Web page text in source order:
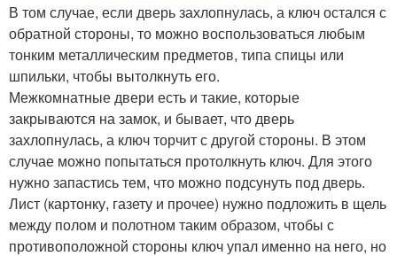
В том случае, если дверь захлопнулась, а ключ остался с
обратной стороны, то можно воспользоваться любым
тонким металлическим предметов, типа спицы или
шпильки, чтобы вытолкнуть его.
Межкомнатные двери есть и такие, которые
закрываются на замок, и бывает, что дверь
захлопнулась, а ключ торчит с другой стороны. В этом
случае можно попытаться протолкнуть ключ. Для этого
нужно запастись тем, что можно подсунуть под дверь.
Лист (картонку, газету и прочее) нужно подложить в щель
между полом и полотном таким образом, чтобы с
противоположной стороны ключ упал именно на него, но